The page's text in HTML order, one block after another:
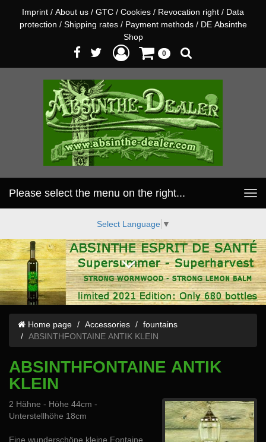
Imprint / About us / GTC / Cookies / Revocation right / Data
protection / Shipping rates / Payment methods / DE Absinthe
Shop
0
Please select the menu on the right...
Toggle
Select Language ▼
Home page Accessories
fountains
ABSINTHFONTAINE ANTIK KLEIN
ABSINTHFONTAINE ANTIK
KLEIN
2 Hähne - Höhe 44cm -
Unterstellhöhe 18cm
Eine wunderschöne kleine Fontaine